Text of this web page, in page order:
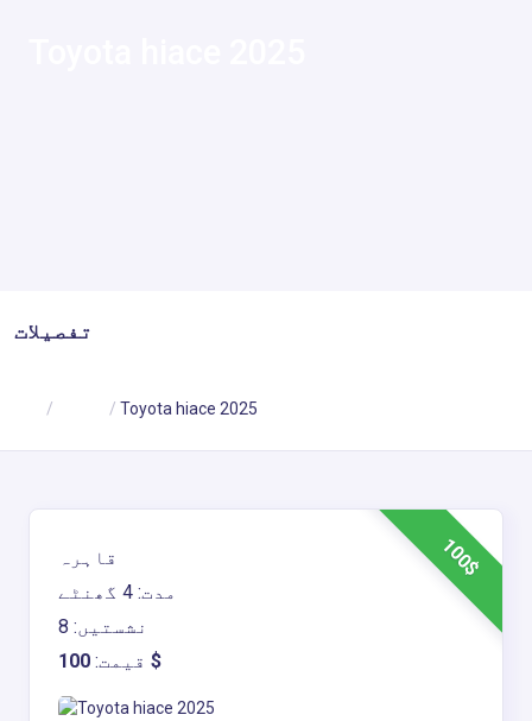
تفصیلات
Toyota hiace 2025
100$
قاہرہ
مدت: 4 گھنٹے
نشستیں: 8
قیمت: 100$